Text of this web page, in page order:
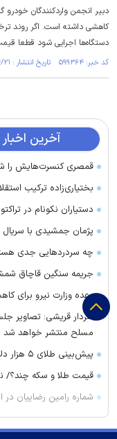
دبیر انجمن واردکنندگان
کاهشی داشته است. اگر روند
دستگاه‌ها اجرایی شود قطعا
کد خبر: ۵۹۹۳۶۴ تاریخ انتشار : ۱۳۹۸/۰۴/۲۱
آخرین اخبار
قمصری کنسرت‌هایش را
بختیاری‌زاده ترکیب
دستیاران نکونام در
پژمان جمشیدی با
چه سردرد‌هایی جدی
جریمه سنگین قاچاق
وعده وزارت نیرو برای
سردار قریشی: تصاویر
مسلح منتشر خواهد شد
پیش‌بینی طلای ۵ هزار دلاری تا زمستان ۲۰۲۶
قیمت طلا و سکه چند؟/
شماره رامین رضاییان
سحرخیزان مهاجم اول